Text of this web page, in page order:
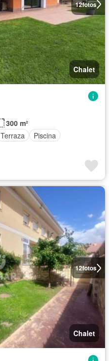
12fotos
Chalet
300 m²
Terraza
Piscina
12fotos
Chalet